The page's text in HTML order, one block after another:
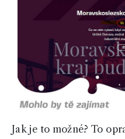
Jak je to možné? To